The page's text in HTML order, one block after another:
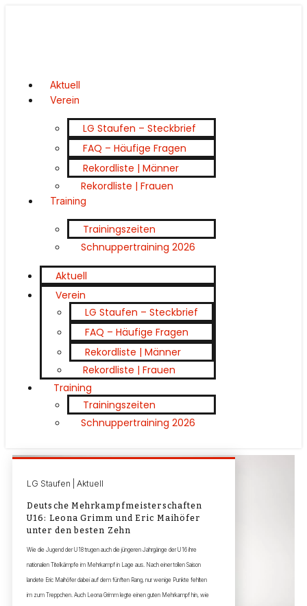
Aktuell
Verein
LG Staufen – Steckbrief
FAQ – Häufige Fragen
Rekordliste | Männer
Rekordliste | Frauen
Training
Trainingszeiten
Schnuppertraining 2026
Aktuell
Verein
LG Staufen – Steckbrief
FAQ – Häufige Fragen
Rekordliste | Männer
Rekordliste | Frauen
Training
Trainingszeiten
Schnuppertraining 2026
LG Staufen | Aktuell
Deutsche Mehrkampfmeisterschaften
U16: Leona Grimm und Eric Maihöfer
unter den besten Zehn
Wie die Jugend der U18 trugen auch die jüngeren Jahrgänge der U16 ihre
nationalen Titelkämpfe im Mehrkampf in Lage aus. Nach einer tollen Saison
landete Eric Maihöfer dabei auf dem fünften Rang, nur wenige Punkte fehlten
im zum Treppchen. Auch Leona Grimm legte einen guten Mehrkampf hin, wie